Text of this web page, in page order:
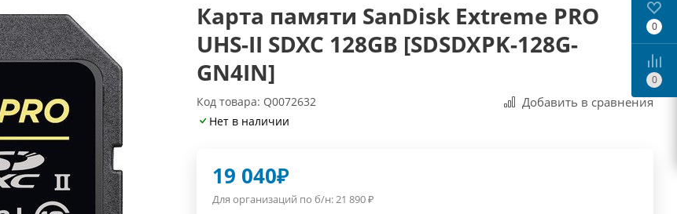
Карта памяти SanDisk Extreme PRO
UHS-II SDXC 128GB [SDSDXPK-128G-
GN4IN]
Код товара: Q0072632 Добавить в сравнения
Нет в наличии
19 040₽
Для организаций по б/н:21 890₽
0
0